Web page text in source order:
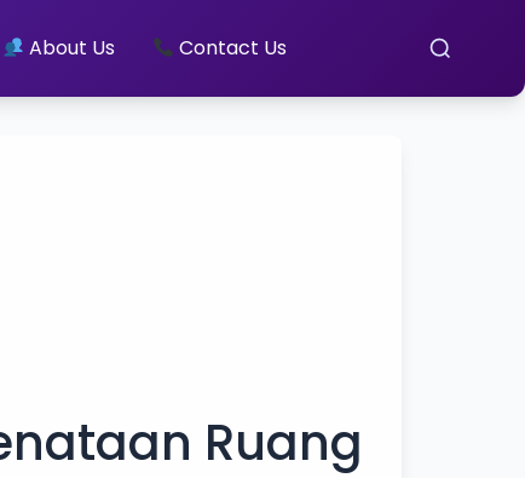
About Us Contact Us
Ruang